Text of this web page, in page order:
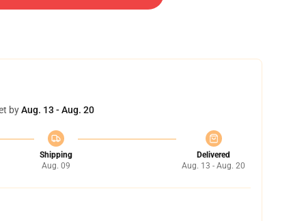
byAug. 13 - Aug. 20
Shipping
Aug. 09
Delivered
Aug. 13 - Aug. 20